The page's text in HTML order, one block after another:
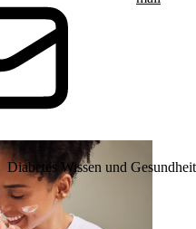
Diabetes Wissen und Gesundheit